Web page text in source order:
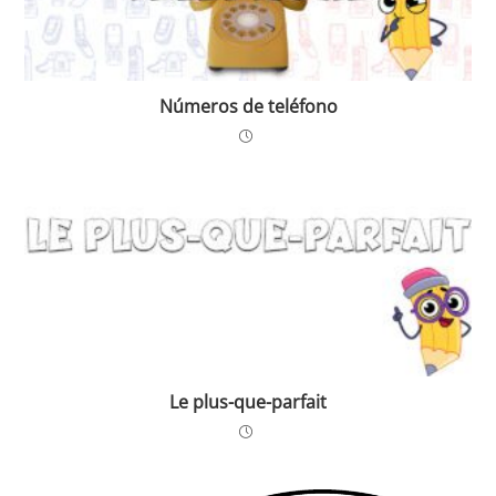
Números de teléfono
Le plus-que-parfait